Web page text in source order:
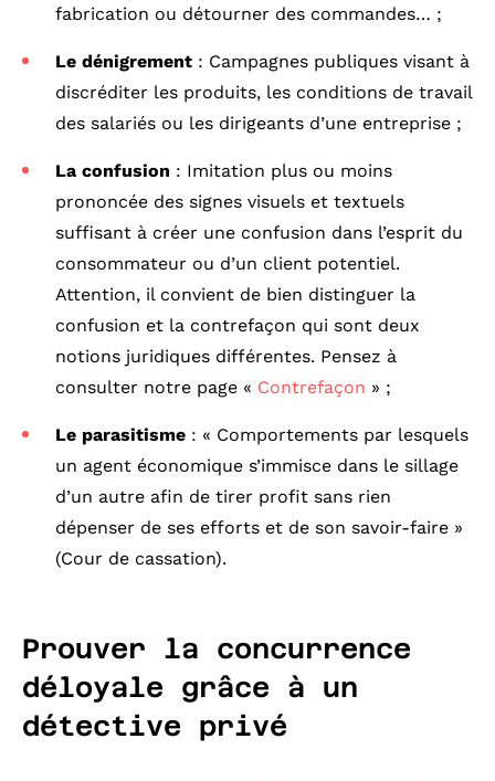
fabrication ou détourner des commandes… ;
Le dénigrement : Campagnes publiques visant à
discréditer les produits, les conditions de travail
des salariés ou les dirigeants d’une entreprise ;
La confusion : Imitation plus ou moins
prononcée des signes visuels et textuels
suffisant à créer une confusion dans l’esprit du
consommateur ou d’un client potentiel.
Attention, il convient de bien distinguer la
confusion et la contrefaçon qui sont deux
notions juridiques différentes. Pensez à
consulter notre page « Contrefaçon » ;
Le parasitisme : « Comportements par lesquels
un agent économique s’immisce dans le sillage
d’un autre afin de tirer profit sans rien
dépenser de ses efforts et de son savoir-faire »
(Cour de cassation).
Prouver la concurrence
déloyale grâce à un
détective privé